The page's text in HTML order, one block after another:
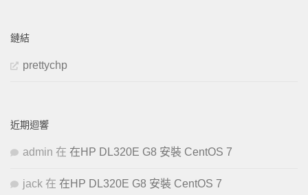
鏈結
prettychp
近期迴響
admin 在 在HP DL320E G8 安裝 CentOS 7
jack 在 在HP DL320E G8 安裝 CentOS 7